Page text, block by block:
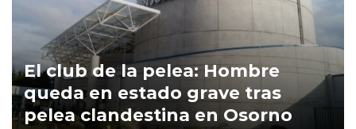
El club de la pelea: Hombre
queda en estado grave tras
pelea clandestina en Osorno